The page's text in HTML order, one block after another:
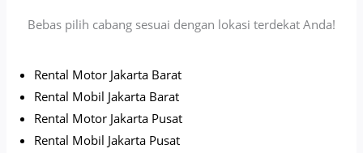
Bebas pilih cabang sesuai dengan lokasi terdekat Anda!
Rental Motor Jakarta Barat
Rental Mobil Jakarta Barat
Rental Motor Jakarta Pusat
Rental Mobil Jakarta Pusat